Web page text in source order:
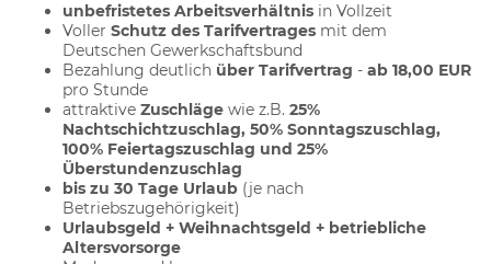
unbefristetes Arbeitsverhältnis in Vollzeit
Voller Schutz des Tarifvertrages mit dem
Deutschen Gewerkschaftsbund
Bezahlung deutlich über Tarifvertrag - ab 18,00 EUR
pro Stunde
attraktive Zuschläge wie z.B. 25%
Nachtschichtzuschlag, 50% Sonntagszuschlag,
100% Feiertagszuschlag und 25%
Überstundenzuschlag
bis zu 30 Tage Urlaub (je nach
Betriebszugehörigkeit)
Urlaubsgeld + Weihnachtsgeld + betriebliche
Altersvorsorge